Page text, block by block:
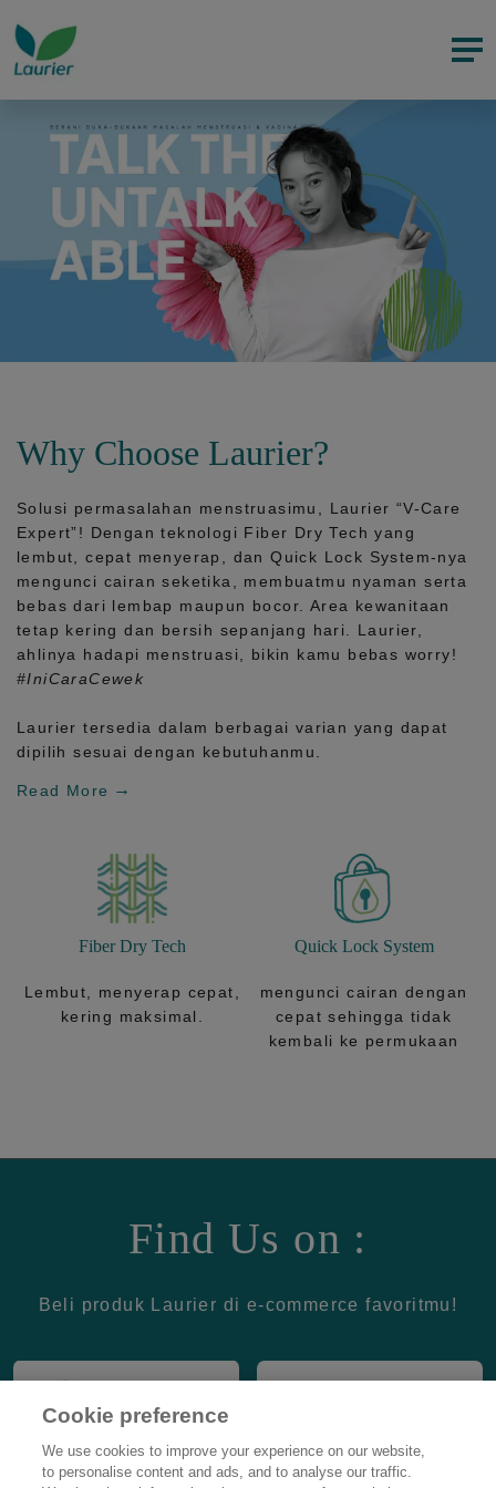
Why Choose Laurier?
Solusi permasalahan menstruasimu, Laurier “V-Care
Expert”! Dengan teknologi Fiber Dry Tech yang
lembut, cepat menyerap, danQuick Lock System-nya
mengunci cairan seketika, membuatmu nyaman serta
bebas dari lembap maupun bocor. Area kewanitaan
tetap kering dan bersih sepanjang hari.
Laurier,
ahlinya hadapi menstruasi, bikin kamu bebas worry!
#IniCaraCewek
Laurier tersedia dalam berbagai varian yang dapat
dipilih sesuai dengan kebutuhanmu.
Read More
Fiber Dry Tech
Lembut, menyerap cepat,
kering maksimal.
Quick Lock System
mengunci cairan dengan
cepat sehingga tidak
kembali ke permukaan
Find Us on :
Beli produk Laurier di e-commerce favoritmu!
Cookie preference
We use cookies to improve your experience on our website,
to personalise content and ads, and to analyse our traffic.